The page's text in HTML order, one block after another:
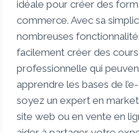
idéale pour créer des
commerce. Avec sa
nombreuses
facilement créer des
professionnelle qui
apprendre les bases de
soyez un expert en
site web ou en vente en